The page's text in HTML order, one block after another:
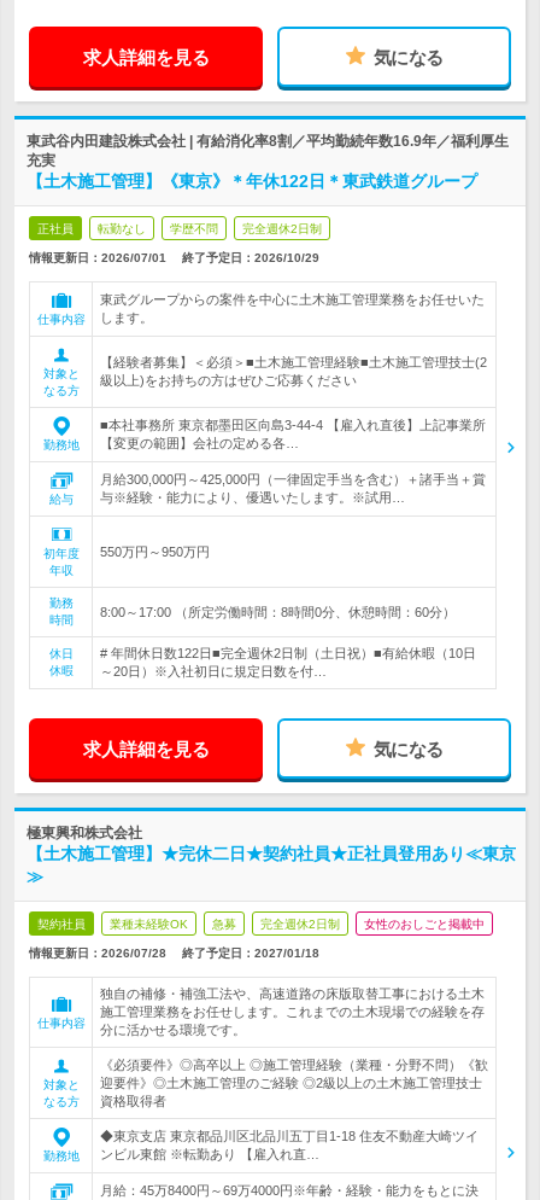
求人詳細を見る 気になる
東武谷内田建設株式会社 | 有給消化率8割／平均勤続年数16.9年／福利厚生
充実
【土木施工管理】《東京》＊年休122日＊東武鉄道グループ
正社員 転勤なし 学歴不問 完全週休2日制
情報更新日：2026/07/01 終了予定日： 2026/10/29
仕事内容
東武グループからの案件を中心に土木施工管理業務をお任せいた
します。
対象と
なる方
【経験者募集】＜必須＞■土木施工管理経験■土木施工管理技士(2
級以上)をお持ちの方はぜひご応募ください
勤務地
■本社事務所 東京都墨田区向島3-44-4 【雇入れ直後】上記事業所
【変更の範囲】会社の定める各…
給与
月給300,000円～425,000円（一律固定手当を含む）＋諸手当＋賞
与※経験・能力により、優遇いたします。※試用…
初年度
年収
550万円～950万円
勤務
時間
8:00～17:00 （所定労働時間：8時間0分、休憩時間：60分）
休日
休暇
# 年間休日数122日■完全週休2日制（土日祝）■有給休暇（10日
～20日）※入社初日に規定日数を付…
求人詳細を見る 気になる
極東興和株式会社
【土木施工管理】★完休二日★契約社員★正社員登用あり≪東京
≫
契約社員 業種未経験OK 急募 完全週休2日制 女性のおしごと掲載中
情報更新日：2026/07/28 終了予定日： 2027/01/18
仕事内容
独自の補修・補強工法や、高速道路の床版取替工事における土木
施工管理業務をお任せします。これまでの土木現場での経験を存
分に活かせる環境です。
対象と
なる方
《必須要件》◎高卒以上 ◎施工管理経験（業種・分野不問）《歓
迎要件》◎土木施工管理のご経験 ◎2級以上の土木施工管理技士
資格取得者
勤務地
◆東京支店 東京都品川区北品川五丁目1-18 住友不動産大崎ツイ
ンビル東館 ※転勤あり 【雇入れ直…
月給：45万8400円～69万4000円※年齢・経験・能力をもとに決